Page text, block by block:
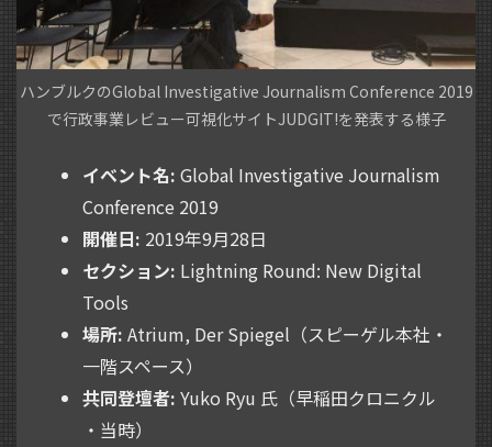
ハンブルクのGlobal Investigative Journalism Conference 2019
で行政事業レビュー可視化サイトJUDGIT!を発表する様子
イベント名: Global Investigative Journalism
Conference 2019
開催日: 2019年9月28日
セクション: Lightning Round: New Digital
Tools
場所: Atrium, Der Spiegel（スピーゲル本社・
一階スペース）
共同登壇者: Yuko Ryu 氏（早稲田クロニクル
・当時）